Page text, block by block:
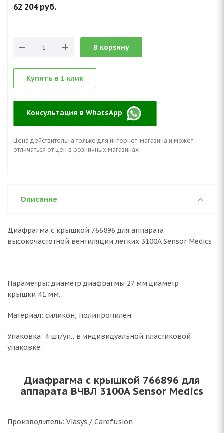
62 204руб.
В корзину
Купить в 1 клик
Консультация в WhatsApp
Цена действительна только для интернет-магазина и может
отличаться от цен в розничных магазинах
Описание
Диафрагма с крышкой 766896 для аппарата
высокочастотной вентиляции легких 3100A Sensor Medics
Параметры: диаметр диафрагмы 27 мм.диаметр
крышки 41 мм.
Материал: силикон, полипропилен.
Упаковка: 4 шт/уп., в индивидуальной пластиковой
упаковке.
Диафрагма с крышкой 766896 для
аппарата ВЧВЛ 3100A Sensor Medics
Производитель: Viasys / Carefusion